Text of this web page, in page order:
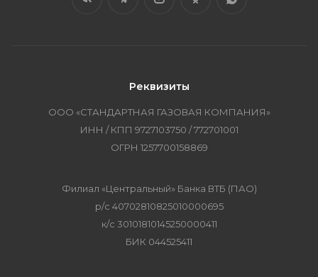
Реквизиты
ООО «СТАНДАРТНАЯ ГАЗОВАЯ КОМПАНИЯ»
ИНН / КПП 9727103750 / 772701001
ОГРН 1257700158869
Филиал «Центральный» Банка ВТБ (ПАО)
р/с 40702810825010000695
к/с 30101810145250000411
БИК 044525411